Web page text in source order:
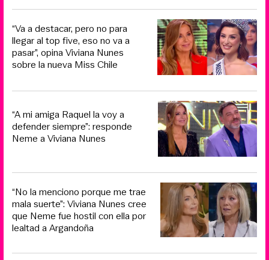
“Va a destacar, pero no para
llegar al top five, eso no va a
pasar”, opina Viviana Nunes
sobre la nueva Miss Chile
“A mi amiga Raquel la voy a
defender siempre”: responde
Neme a Viviana Nunes
“No la menciono porque me trae
mala suerte”: Viviana Nunes cree
que Neme fue hostil con ella por
lealtad a Argandoña